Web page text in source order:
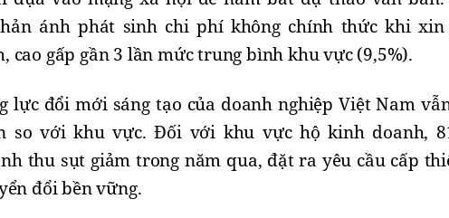
ánh phát sinh chi phí không chính thức khi xin
cao gấp gần 3 lần mức trung bình khu vực (9,5%).
lực đổi mới sáng tạo của doanh nghiệp Việt Nam
so với khu vực. Đối với khu vực hộ kinh doanh,
thu sụt giảm trong năm qua, đặt ra yêu cầu cấp
đổi bền vững.